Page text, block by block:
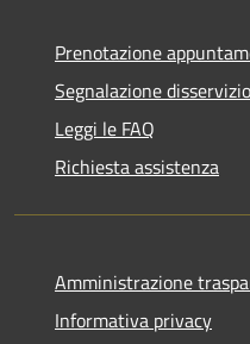
Prenotazione
Segnalazione disservizio
Leggi le FAQ
Richiesta assistenza
Amministrazione
Informativa privacy